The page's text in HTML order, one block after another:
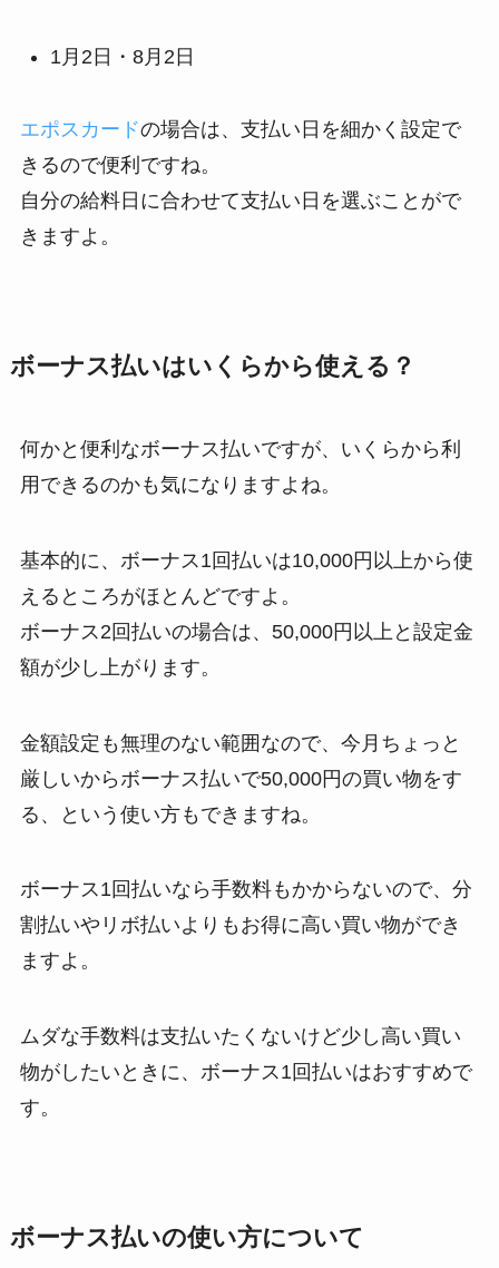
1月2日・8月2日
エポスカードの場合は、支払い日を細かく設定で
きるので便利ですね。
自分の給料日に合わせて支払い日を選ぶことがで
きますよ。
ボーナス払いはいくらから使える？
何かと便利なボーナス払いですが、いくらから利
用できるのかも気になりますよね。
基本的に、ボーナス1回払いは10,000円以上から使
えるところがほとんどですよ。
ボーナス2回払いの場合は、50,000円以上と設定金
額が少し上がります。
金額設定も無理のない範囲なので、今月ちょっと
厳しいからボーナス払いで50,000円の買い物をす
る、という使い方もできますね。
ボーナス1回払いなら手数料もかからないので、分
割払いやリボ払いよりもお得に高い買い物ができ
ますよ。
ムダな手数料は支払いたくないけど少し高い買い
物がしたいときに、ボーナス1回払いはおすすめで
す。
ボーナス払いの使い方について